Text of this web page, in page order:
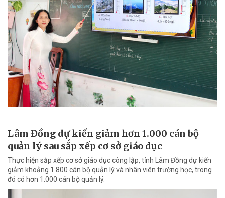
Lâm Đồng dự kiến giảm hơn 1.000 cán bộ
quản lý sau sắp xếp cơ sở giáo dục
Thực hiện sắp xếp cơ sở giáo dục công lập, tỉnh Lâm Đồng dự kiến
giảm khoảng 1.800 cán bộ quản lý và nhân viên trường học, trong
đó có hơn 1.000 cán bộ quản lý.